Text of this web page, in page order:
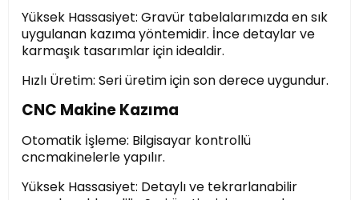
Yüksek Hassasiyet: Gravür tabelalarımızda en sık
uygulanan kazıma yöntemidir. İnce detaylar ve
karmaşık tasarımlar için idealdir.
Hızlı Üretim: Seri üretim için son derece uygundur.
CNC Makine Kazıma
Otomatik İşleme: Bilgisayar kontrollü
cncmakinelerle yapılır.
Yüksek Hassasiyet: Detaylı ve tekrarlanabilir